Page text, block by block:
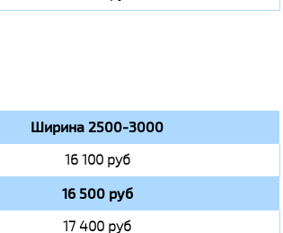
Ширина 2500-3000
16 100 руб
16 500 руб
17 400 руб